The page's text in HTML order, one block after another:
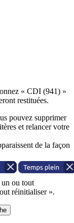
« CDI (941) »
restituées.
pouvez supprimer
et relancer votre
de la façon
ou tout
réinitialiser ».